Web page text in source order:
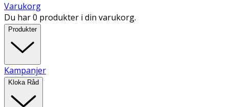
Varukorg
Du har 0 produkter i din varukorg.
Produkter
Kampanjer
Kloka Råd